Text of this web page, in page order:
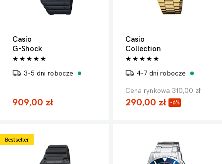
Casio
G-Shock
3-5 dni robocze
909,00 zł
Casio
Collection
4-7 dni robocze
Cena rynkowa 310,00 zł
290,00 zł -6%
Bestseller